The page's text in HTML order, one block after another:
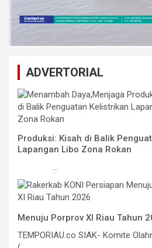
ADVERTORIAL
Produksi: Kisah di Balik
Lapangan Libo Zona Rokan
...
Menuju Porprov XI Riau Tahun
TEMPORIAU.co SIAK- Komite